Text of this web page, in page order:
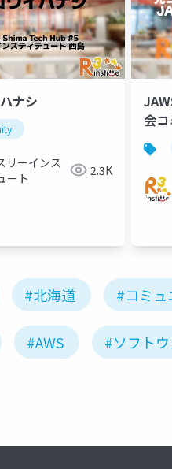
ナシ
リーインス
ート
2.3K
会
レ
UG
#北海道 #コミュ
#AWS #ソフト